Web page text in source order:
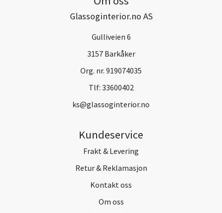
Glassoginterior.no AS
Gulliveien 6
3157 Barkåker
Org. nr. 919074035
Tlf: 33600402
ks@glassoginterior.no
Kundeservice
Frakt & Levering
Retur & Reklamasjon
Kontakt oss
Om oss